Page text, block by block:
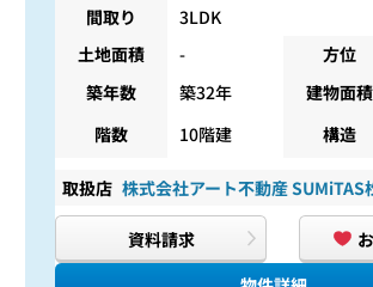
間取り
3LDK
土地面積
- 方位
築年数
築32年 建物面積
階数
10階建 構造
取扱店 株式会社アート不動産 SUMiTAS
資料請求